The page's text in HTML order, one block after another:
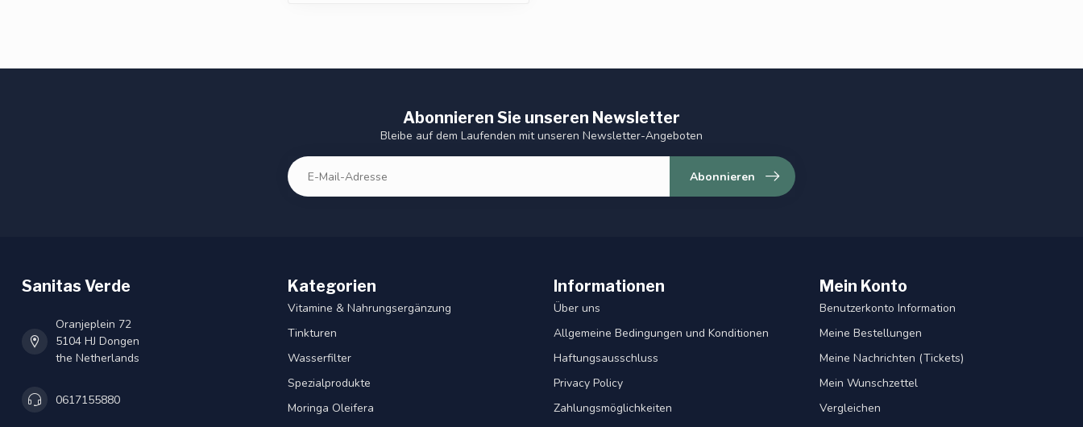
Abonnieren Sie unseren Newsletter
Bleibe auf dem Laufenden mit unseren Newsletter-Angeboten
Abonnieren
Sanitas Verde
Oranjeplein 72
5104 HJ Dongen
the Netherlands
0617155880
Kategorien
Vitamine & Nahrungsergänzung
Tinkturen
Wasserfilter
Spezialprodukte
Moringa Oleifera
Informationen
Über uns
Allgemeine Bedingungen und Konditionen
Haftungsausschluss
Privacy Policy
Zahlungsmöglichkeiten
Mein Konto
Benutzerkonto Information
Meine Bestellungen
Meine Nachrichten (Tickets)
Mein Wunschzettel
Vergleichen